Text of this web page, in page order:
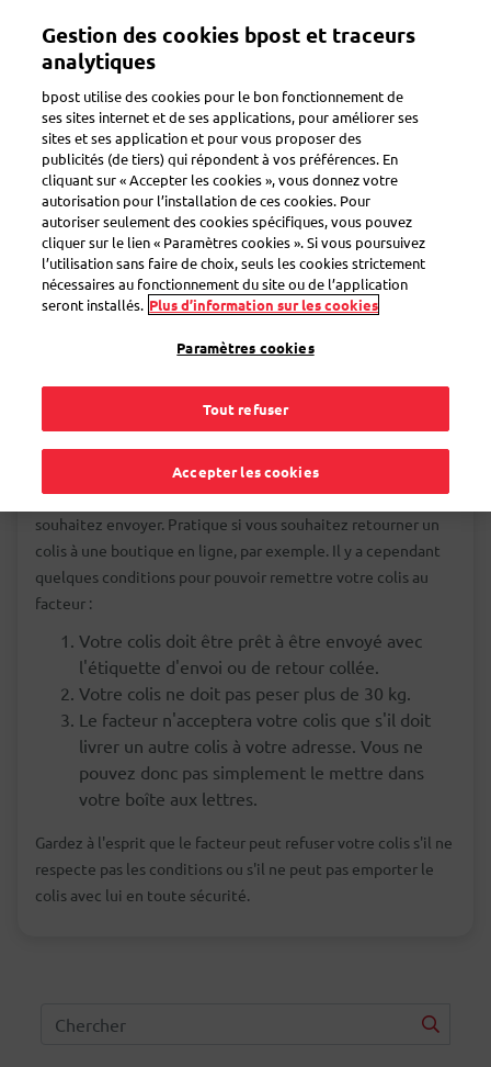
contenu
Toggle navigation
Préparer un colis
Comment envoyer ou
retourner mon colis
via le facteur ?
Si le facteur sonne à votre porte pour livrer un colis, vous
pouvez également lui confier un autre colis que vous
souhaitez envoyer. Pratique si vous souhaitez retourner un
colis à une boutique en ligne, par exemple. Il y a cependant
quelques conditions pour pouvoir remettre votre colis au
facteur :
Votre colis doit être prêt à être envoyé avec
l'étiquette d'envoi ou de retour collée.
Votre colis ne doit pas peser plus de 30 kg.
Le facteur n'acceptera votre colis que s'il doit
livrer un autre colis à votre adresse. Vous ne
pouvez donc pas simplement le mettre dans
votre boîte aux lettres.
Gardez à l'esprit que le facteur peut refuser votre colis s'il ne
respecte pas les conditions ou s'il ne peut pas emporter le
colis avec lui en toute sécurité.
Gestion des cookies bpost et traceurs
analytiques
bpost utilise des cookies pour le bon fonctionnement de
ses sites internet et de ses applications, pour améliorer ses
sites et ses application et pour vous proposer des
publicités (de tiers) qui répondent à vos préférences. En
cliquant sur « Accepter les cookies », vous donnez votre
autorisation pour l’installation de ces cookies. Pour
autoriser seulement des cookies spécifiques, vous pouvez
cliquer sur le lien « Paramètres cookies ». Si vous poursuivez
l’utilisation sans faire de choix, seuls les cookies strictement
nécessaires au fonctionnement du site ou de l’application
seront installés. Plus d’information sur les cookies
Paramètres cookies
Tout refuser
Accepter les cookies